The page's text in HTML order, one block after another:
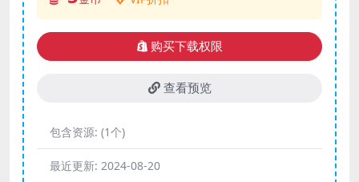
购买下载权限
查看预览
包含资源: (1个)
最近更新: 2024-08-20